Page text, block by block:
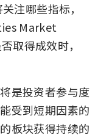
注哪些指标，
Market
取得成效时，
是投资者参与度
受到短期因素的
板块获得持续的